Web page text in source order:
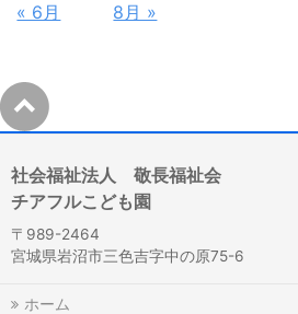
« 6月 8月 »
社会福祉法人 敬長福祉会
チアフルこども園
〒989-2464
宮城県岩沼市三色吉字中の原75-6
ホーム